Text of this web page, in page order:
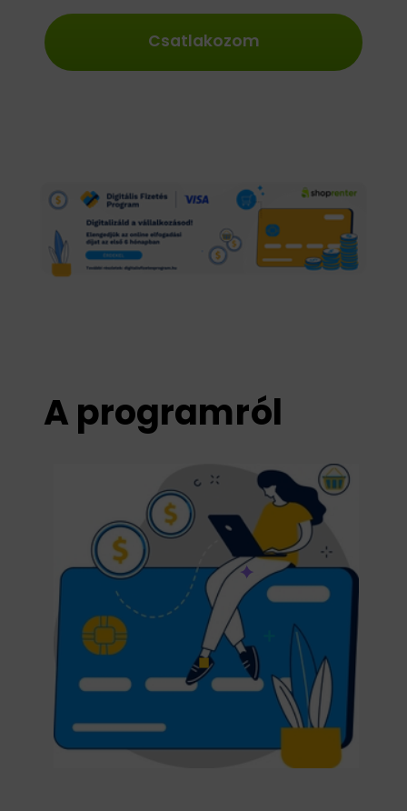
Csatlakozom
A programról